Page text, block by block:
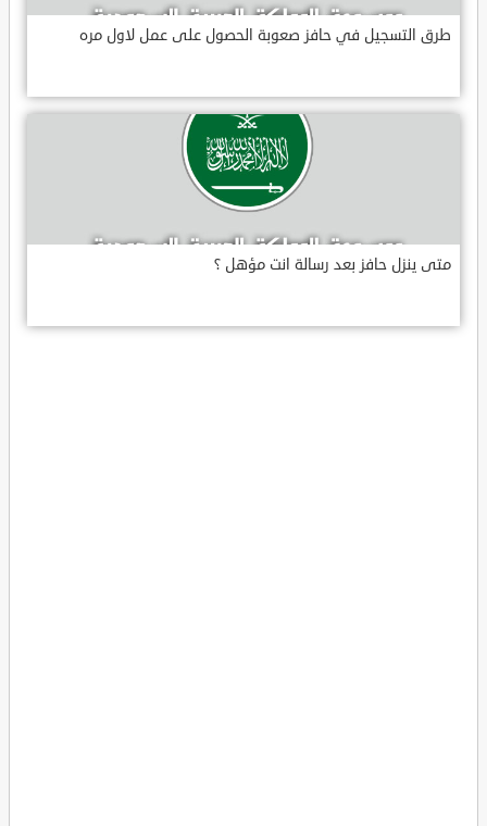
طرق التسجيل في حافز صعوبة الحصول على عمل لاول مره
متى ينزل حافز بعد رسالة انت مؤهل ؟